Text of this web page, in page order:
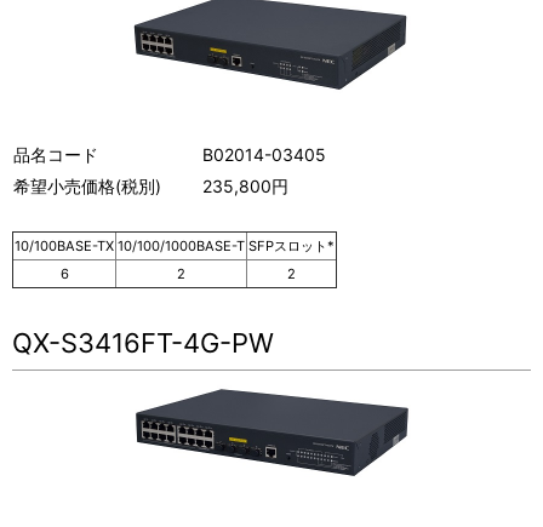
品名コード
B02014-03405
希望小売価格(税別)
235,800円
10/100BASE-TX 10/100/1000BASE-T SFPスロット*
6
2 2
QX-S3416FT-4G-PW